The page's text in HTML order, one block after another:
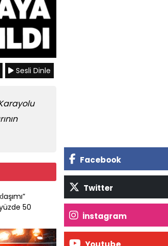
Sesli Dinle
50
Facebook
Twitter
İnstagram